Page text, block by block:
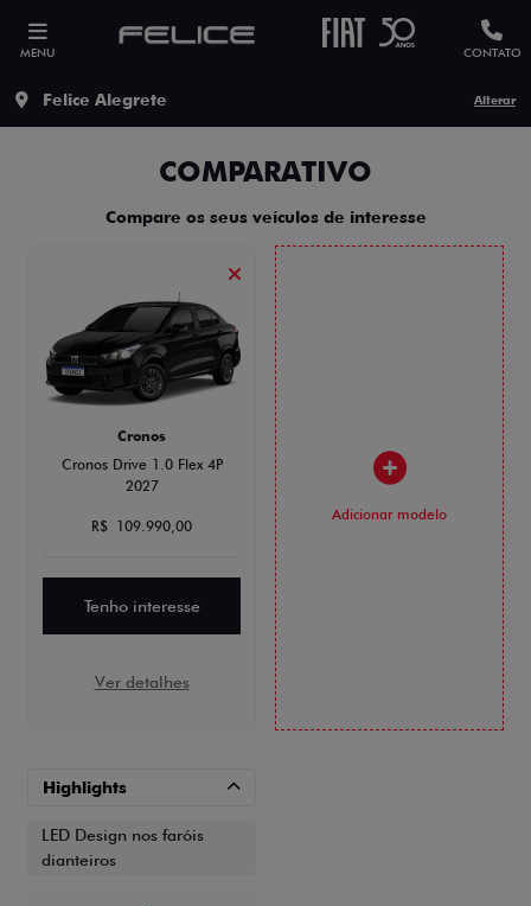
MENU CONTATO
Felice Alegrete Alterar
COMPARATIVO
Compare os seus veículos de interesse
Cronos
Cronos Drive 1.0 Flex 4P
2027
R$ 109.990,00
Tenho interesse
Ver detalhes
Adicionar modelo
Highlights
LED Design nos faróis
dianteiros